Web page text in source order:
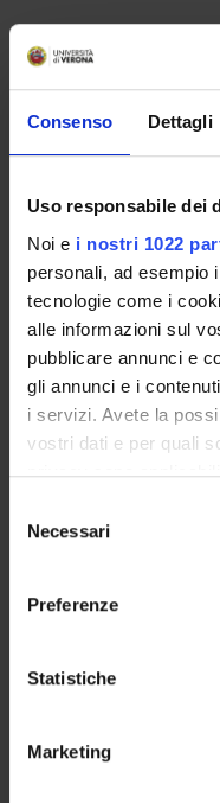
Consenso Dettagli
Uso responsabile dei
Noi e i nostri 1022
personali, ad esempio
tecnologie come i
alle informazioni sul
pubblicare annunci e
gli annunci e i
i servizi. Avete la
vostri dati e per quali
privacy sono
modificare o revocare
momento dalla
raccogliere
geografica, con
Identificare il
delNecessari
Preferenze
Statistiche
Marketing
ORGANISATION
DEPARTMENT
STUDENT
DEPARTMENT
RESEARCH
RESEARCH CENTRES